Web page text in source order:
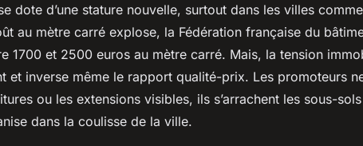
dote d’une stature nouvelle, surtout dans les villes
au mètre carré explose, la Fédération française du
1700 et 2500 euros au mètre carré. Mais, la tension
et inverse même le rapport qualité-prix. Les promoteurs
ou les extensions visibles, ils s’arrachent les sous-
dans la coulisse de la ville.